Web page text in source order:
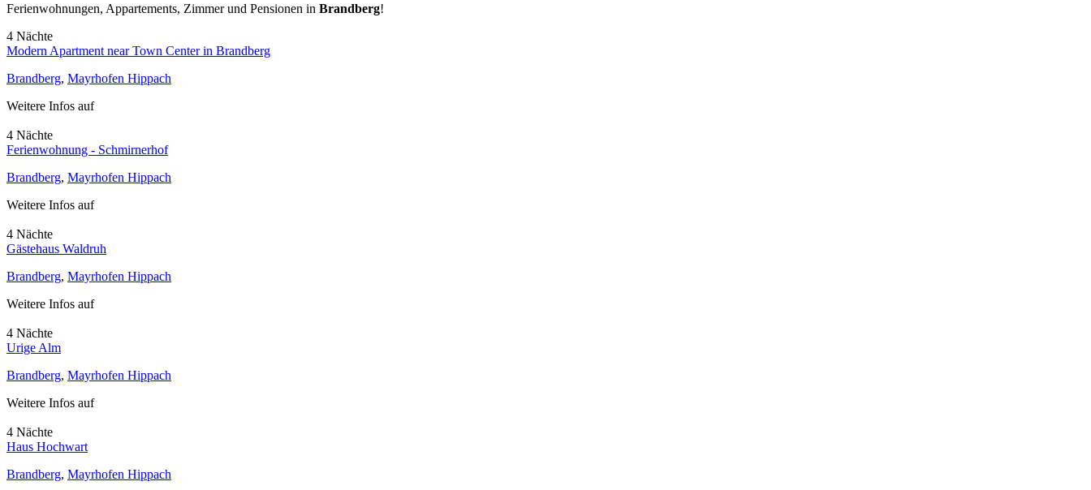
Ferienwohnungen, Appartements, Zimmer und Pensionen in Brandberg!
4 Nächte
Modern Apartment near Town Center in Brandberg
Brandberg, Mayrhofen Hippach
Weitere Infos auf
4 Nächte
Ferienwohnung - Schmirnerhof
Brandberg, Mayrhofen Hippach
Weitere Infos auf
4 Nächte
Gästehaus Waldruh
Brandberg, Mayrhofen Hippach
Weitere Infos auf
4 Nächte
Urige Alm
Brandberg, Mayrhofen Hippach
Weitere Infos auf
4 Nächte
Haus Hochwart
Brandberg, Mayrhofen Hippach